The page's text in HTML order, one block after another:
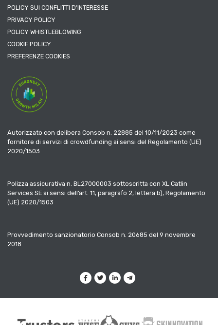
POLICY SUI CONFLITTI D’INTERESSE
PRIVACY POLICY
POLICY WHISTLEBLOWING
COOKIE POLICY
PREFERENZE COOKIES
Autorizzato con delibera Consob n. 22885 del 10/11/2023 come
fornitore di servizi di crowdfunding ai sensi del Regolamento (UE)
2020/1503
Polizza assicurativa n. BL27000003 sottoscritta con XL Catlin
Services SE ai sensi dell’art. 11, paragrafo 2, lettera b), Regolamento
(UE) 2020/1503
Provvedimento sanzionatorio Consob n. 20685 del 9 novembre
2018